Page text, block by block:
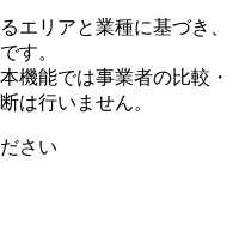
エリアと業種に基づき、
す。
機能では事業者の比較・
は行いません。
さい